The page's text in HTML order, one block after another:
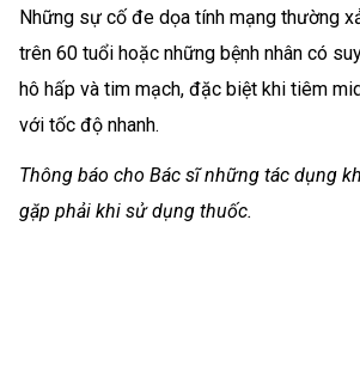
Những sự cố đe dọa tính mạng thường
trên 60 tuổi hoặc những bệnh nhân có
hô hấp và tim mạch, đặc biệt khi tiêm
với tốc độ nhanh.
Thông báo cho Bác sĩ những tác dụng
gặp phải khi sử dụng thuốc.